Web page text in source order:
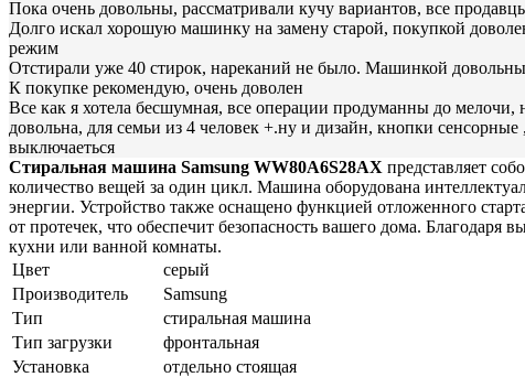
Пока очень довольны, рассматривали кучу вариантов, все
Долго искал хорошую машинку на замену старой, покупкой
режим
Отстирали уже 40 стирок, нареканий не было. Машинкой
К покупке рекомендую, очень доволен
Все как я хотела бесшумная, все операции продуманны до
довольна, для семьи из 4 человек +.ну и дизайн, кнопки
выключаеться
Стиральная машина Samsung WW80A6S28AX представляет
количество вещей за один цикл. Машина оборудована
энергии. Устройство также оснащено функцией отложенного
от протечек, что обеспечит безопасность вашего дома.
кухни или ванной комнаты.
Цвет
серый
Производитель
Samsung
Тип
стиральная машина
Тип загрузки
фронтальная
Установка
отдельно стоящая